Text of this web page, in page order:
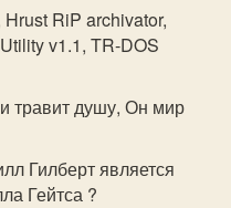
RiP archivator,
v1.1, TR-DOS
травит душу, Он мир
Гилберт является
Гейтса ?